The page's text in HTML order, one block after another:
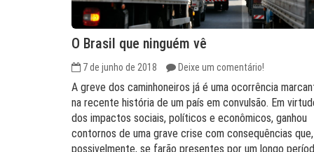
O Brasil que ninguém vê
7 de junho de 2018 Deixe um comentário!
A greve dos caminhoneiros já é uma ocorrência
na recente história de um país em convulsão. Em
dos impactos sociais, políticos e econômicos, ganhou
contornos de uma grave crise com consequências que,
possivelmente, se farão presentes por um longo